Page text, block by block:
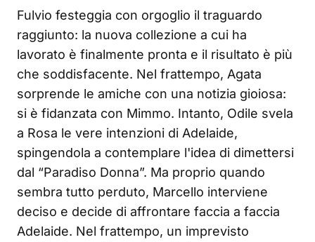
Fulvio festeggia con orgoglio il traguardo
raggiunto: la nuova collezione a cui ha
lavorato è finalmente pronta e il risultato è più
che soddisfacente. Nel frattempo, Agata
sorprende le amiche con una notizia gioiosa:
si è fidanzata con Mimmo. Intanto, Odile svela
a Rosa le vere intenzioni di Adelaide,
spingendola a contemplare l'idea di dimettersi
dal “Paradiso Donna”. Ma proprio quando
sembra tutto perduto, Marcello interviene
deciso e decide di affrontare faccia a faccia
Adelaide. Nel frattempo, un imprevisto